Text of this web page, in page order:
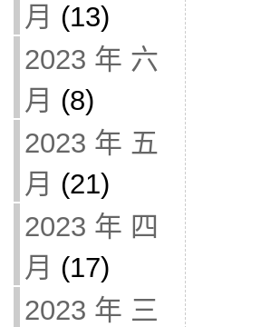
月 (13)
2023 年 六
月 (8)
2023 年 五
月 (21)
2023 年 四
月 (17)
2023 年 三